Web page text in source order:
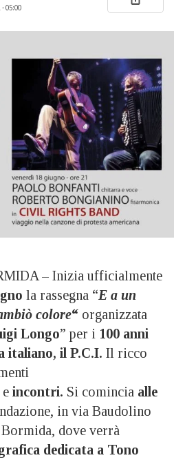
05:00
– Inizia ufficialmente
la rassegna “E a un
colore“ organizzata
Longo” per i 100 anni
italiano, il P.C.I. Il ricco
e incontri. Si comincia alle
in via Baudolino
dove verrà
dedicata a Tono